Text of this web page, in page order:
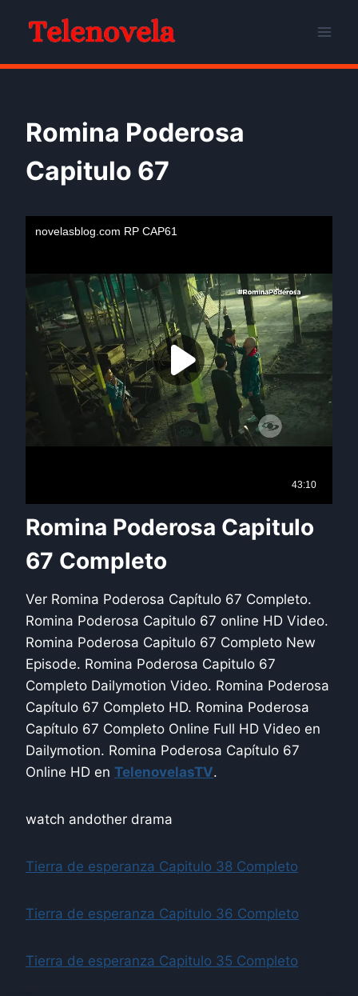
Romina Poderosa
Capitulo 67
Romina Poderosa Capitulo
67 Completo
Ver Romina Poderosa Capítulo 67 Completo.
Romina Poderosa Capitulo 67 online HD Video.
Romina Poderosa Capitulo 67 Completo New
Episode. Romina Poderosa Capitulo 67
Completo Dailymotion Video. Romina Poderosa
Capítulo 67 Completo HD. Romina Poderosa
Capítulo 67 Completo Online Full HD Video en
Dailymotion. Romina Poderosa Capítulo 67
Online HD en TelenovelasTV.
watch andother drama
Tierra de esperanza Capitulo 38 Completo
Tierra de esperanza Capitulo 36 Completo
Tierra de esperanza Capitulo 35 Completo